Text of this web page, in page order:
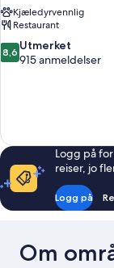
Kjæledyrvennlig
Restaurant
8.6
av
8,6 Utmerket
915 anmeldelser
Logg på
reiser, jo
Logg på
Om